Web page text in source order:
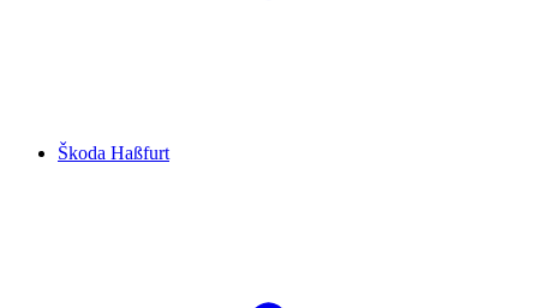
Škoda Haßfurt